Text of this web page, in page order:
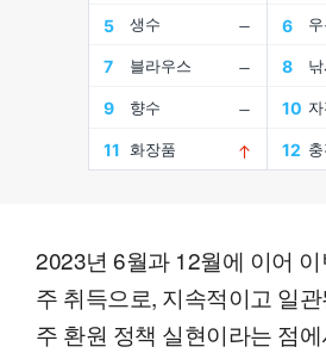
2023년 6월과 12월에 이어
주 취득으로, 지속적이고 일
주 환원 정책 실현이라는 점